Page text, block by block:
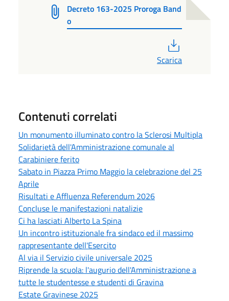
Decreto 163-2025 Proroga Band
o
Scarica
Contenuti correlati
Un monumento illuminato contro la Sclerosi Multipla
Solidarietà dell'Amministrazione comunale al
Carabiniere ferito
Sabato in Piazza Primo Maggio la celebrazione del 25
Aprile
Risultati e Affluenza Referendum 2026
Concluse le manifestazioni natalizie
Ci ha lasciati Alberto La Spina
Un incontro istituzionale fra sindaco ed il massimo
rappresentante dell'Esercito
Al via il Servizio civile universale 2025
Riprende la scuola: l'augurio dell'Amministrazione a
tutte le studentesse e studenti di Gravina
Estate Gravinese 2025